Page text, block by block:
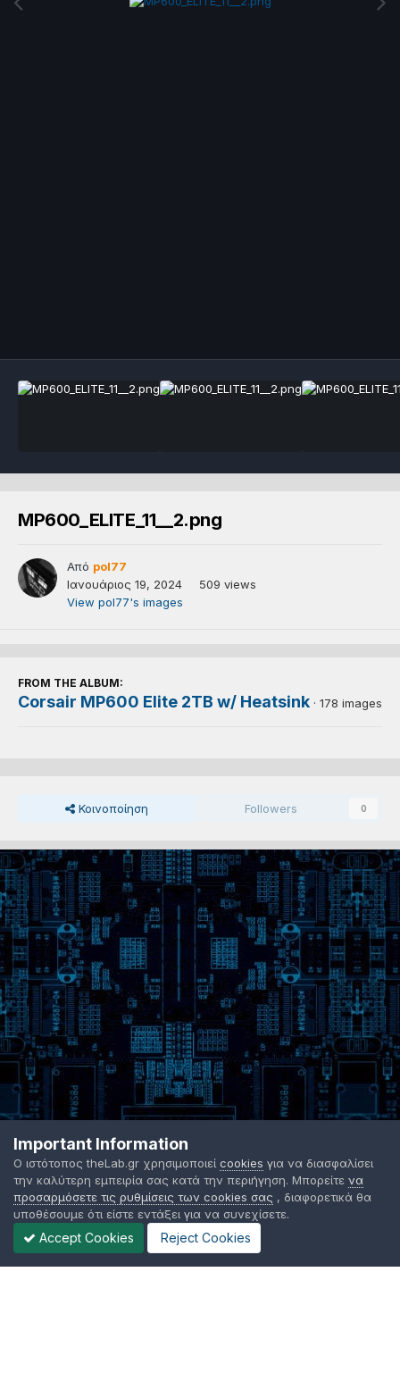
MP600_ELITE_11__2.png
Από pol77
Ιανουάριος 19, 2024
509 views
View pol77's images
FROM THE ALBUM:
Corsair MP600 Elite 2TB w/ Heatsink · 178 images
Κοινοποίηση Followers 0
Important Information
Ο ιστότοπος theLab.gr χρησιμοποιεί cookies για να διασφαλίσει
την καλύτερη εμπειρία σας κατά την περιήγηση. Μπορείτε να
προσαρμόσετε τις ρυθμίσεις των cookies σας , διαφορετικά θα
υποθέσουμε ότι είστε εντάξει για να συνεχίσετε.
Accept Cookies Reject Cookies